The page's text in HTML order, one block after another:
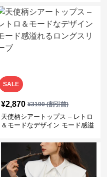
SALE
¥2,870 ¥3190(割引前)
天使柄シアートップス – レトロ
＆モードなデザイン モード感溢